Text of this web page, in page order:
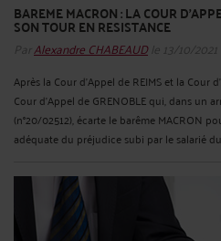
BAREME MACRON : LA COUR
SON TOUR EN RESISTANCE
ParAlexandre CHABEAUDle 13/10/2021
Après la Cour d'Appel de REIMS et la Cour
Cour d'Appel de GRENOBLE qui, dans un
(n°20/02512), écarte le barême MACRON
adéquate du préjudice subi par le salarié